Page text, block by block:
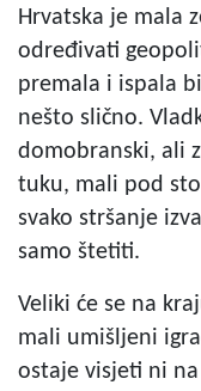
Hrvatska je mala
određivati
premala i ispala
nešto slično.
domobranski, ali
tuku, mali pod
svako stršanje
samo štetiti.
Veliki će se na
mali umišljeni
ostaje visjeti ni